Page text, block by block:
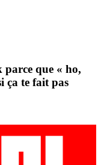
parce que « ho,
ça te fait pas